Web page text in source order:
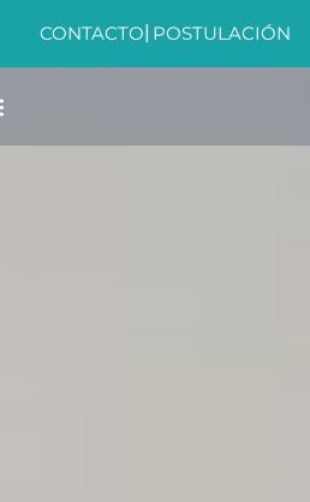
CONTACTO| POSTULACIÓN